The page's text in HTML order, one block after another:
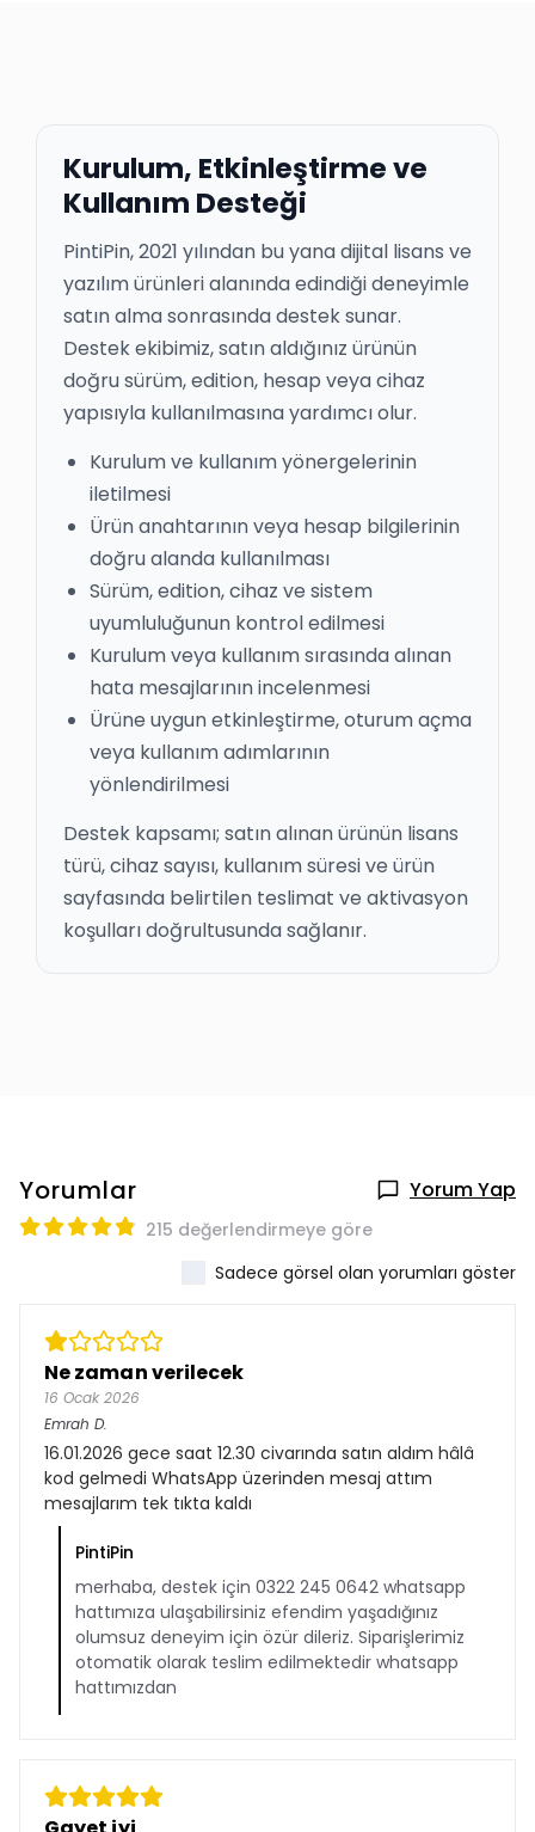
Kurulum, Etkinleştirme ve
Kullanım Desteği
PintiPin, 2021 yılından bu yana dijital lisans ve
yazılım ürünleri alanında edindiği deneyimle
satın alma sonrasında destek sunar.
Destek ekibimiz, satın aldığınız ürünün
doğru sürüm, edition, hesap veya cihaz
yapısıyla kullanılmasına yardımcı olur.
Kurulum ve kullanım yönergelerinin
iletilmesi
Ürün anahtarının veya hesap bilgilerinin
doğru alanda kullanılması
Sürüm, edition, cihaz ve sistem
uyumluluğunun kontrol edilmesi
Kurulum veya kullanım sırasında alınan
hata mesajlarının incelenmesi
Ürüne uygun etkinleştirme, oturum açma
veya kullanım adımlarının
yönlendirilmesi
Destek kapsamı; satın alınan ürünün lisans
türü, cihaz sayısı, kullanım süresi ve ürün
sayfasında belirtilen teslimat ve aktivasyon
koşulları doğrultusunda sağlanır.
Yorumlar Yorum Yap
215 değerlendirmeye göre
Sadece görsel olan yorumları göster
Ne zaman verilecek
16 Ocak 2026
Emrah D.
16.01.2026 gece saat 12.30 civarında satın aldım hâlâ
kod gelmedi WhatsApp üzerinden mesaj attım
mesajlarım tek tıkta kaldı
PintiPin
merhaba, destek için 0322 245 0642 whatsapp
hattımıza ulaşabilirsiniz efendim yaşadığınız
olumsuz deneyim için özür dileriz. Siparişlerimiz
otomatik olarak teslim edilmektedir whatsapp
hattımızdan